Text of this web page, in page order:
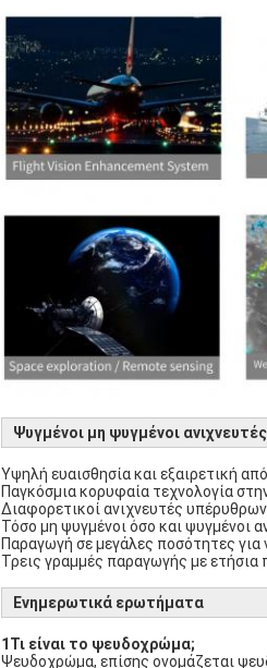
Ψυγμένοι μη ψυγμένοι
Υψηλή ευαισθησία και εξαιρετική
Παγκόσμια κορυφαία τεχνολογία
Διαφορετικοί ανιχνευτές υπέρυθρων
Τόσο μη ψυγμένοι όσο και ψυγμένοι
Παραγωγή σε μεγάλες ποσότητες
Τρεις γραμμές παραγωγής με ετήσια
Ενημερωτικά ερωτήματα
1Τι είναι το ψευδοχρώμα;
Ψευδοχρώμα, επίσης ονομάζεται